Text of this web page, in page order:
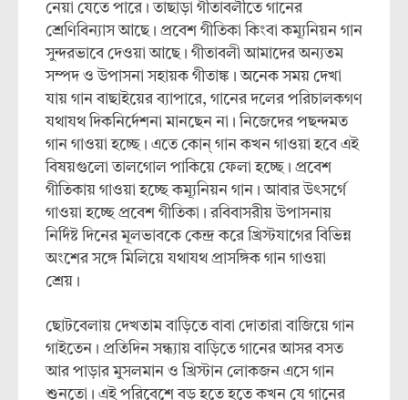
নেয়া যেতে পারে। তাছাড়া গীতাবলীতে গানের
শ্রেণিবিন্যাস আছে। প্রবেশ গীতিকা কিংবা কম্যূনিয়ন গান
সুন্দরভাবে দেওয়া আছে। গীতাবলী আমাদের অন্যতম
সম্পদ ও উপাসনা সহায়ক গীতাঙ্ক। অনেক সময় দেখা
যায় গান বাছাইয়ের ব্যাপারে, গানের দলের পরিচালকগণ
যথাযথ দিকনির্দেশনা মানছেন না। নিজেদের পছন্দমত
গান গাওয়া হচ্ছে। এতে কোন্ গান কখন গাওয়া হবে এই
বিষয়গুলো তালগোল পাকিয়ে ফেলা হচ্ছে। প্রবেশ
গীতিকায় গাওয়া হচ্ছে কম্যূনিয়ন গান। আবার উৎসর্গে
গাওয়া হচ্ছে প্রবেশ গীতিকা। রবিবাসরীয় উপাসনায়
নির্দিষ্ট দিনের মূলভাবকে কেন্দ্র করে খ্রিস্টযাগের বিভিন্ন
অংশের সঙ্গে মিলিয়ে যথাযথ প্রাসঙ্গিক গান গাওয়া
শ্রেয়।
ছোটবেলায় দেখতাম বাড়িতে বাবা দোতারা বাজিয়ে গান
গাইতেন। প্রতিদিন সন্ধ্যায় বাড়িতে গানের আসর বসত
আর পাড়ার মুসলমান ও খ্রিস্টান লোকজন এসে গান
শুনতো। এই পরিবেশে বড় হতে হতে কখন যে গানের